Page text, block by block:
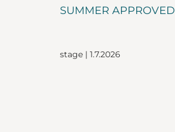
SUMMER APPROVED
stage | 1.7.2026